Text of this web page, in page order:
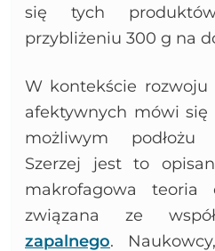
się tych
przybliżeniu 300 g na
W kontekście rozwoju
afektywnych mówi się
możliwym podłożu
Szerzej jest to
makrofagowa teoria
związana ze
zapalnego.